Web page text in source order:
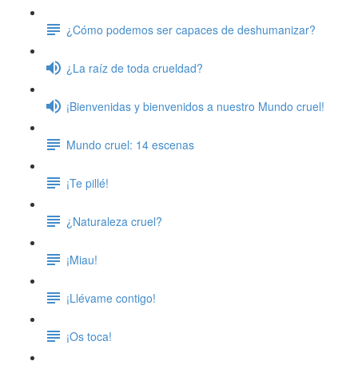
¿Cómo podemos ser capaces de deshumanizar?
¿La raíz de toda crueldad?
¡Bienvenidas y bienvenidos a nuestro Mundo cruel!
Mundo cruel: 14 escenas
¡Te pillé!
¿Naturaleza cruel?
¡Miau!
¡Llévame contigo!
¡Os toca!